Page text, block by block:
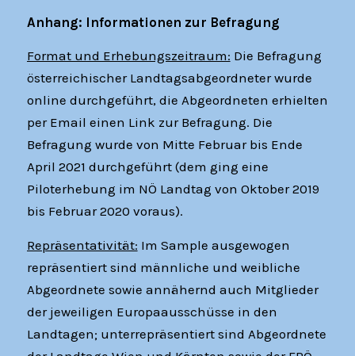
Anhang: Informationen zur Befragung
Format und Erhebungszeitraum: Die Befragung
österreichischer Landtagsabgeordneter wurde
online durchgeführt, die Abgeordneten erhielten
per Email einen Link zur Befragung. Die
Befragung wurde von Mitte Februar bis Ende
April 2021 durchgeführt (dem ging eine
Piloterhebung im NÖ Landtag von Oktober 2019
bis Februar 2020 voraus).
Repräsentativität: Im Sample ausgewogen
repräsentiert sind männliche und weibliche
Abgeordnete sowie annähernd auch Mitglieder
der jeweiligen Europaausschüsse in den
Landtagen; unterrepräsentiert sind Abgeordnete